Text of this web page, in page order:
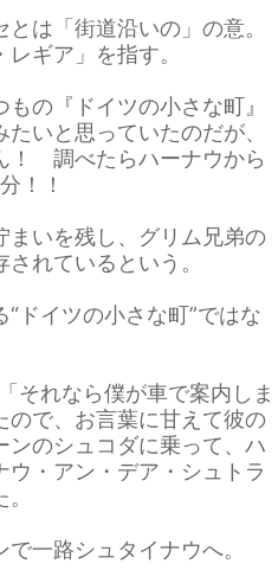
は「街道沿いの」の意。
ギア」を指す。
の『ドイツの小さな町』
いと思っていたのだが、
！ 調べたらハーナウから
！！
まいを残し、グリム兄弟の
れているという。
ドイツの小さな町”ではな
それなら僕が車で案内しま
ので、お言葉に甘えて彼の
のシュコダに乗って、ハ
・アン・デア・シュトラ
一路シュタイナウへ。